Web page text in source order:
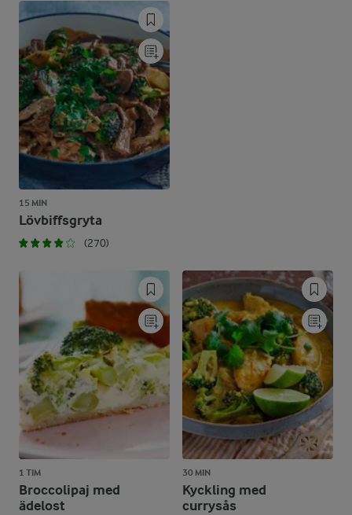
15 MIN
Lövbiffsgryta
(270)
1 TIM
Broccolipaj med
ädelost
30 MIN
Kyckling med
currysås